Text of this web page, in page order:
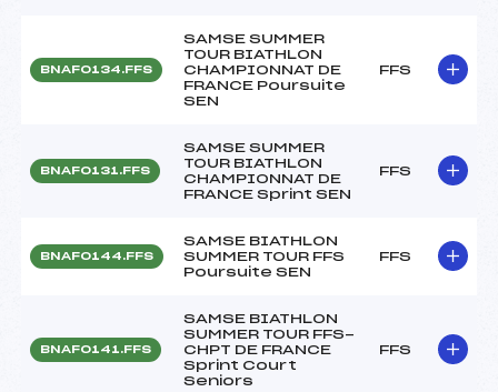
BNAF0134.FFS
SAMSE SUMMER
TOUR BIATHLON
CHAMPIONNAT DE
FRANCE Poursuite
SEN
FFS
BNAF0131.FFS
SAMSE SUMMER
TOUR BIATHLON
CHAMPIONNAT DE
FRANCE Sprint SEN
FFS
BNAF0144.FFS
SAMSE BIATHLON
SUMMER TOUR FFS
Poursuite SEN
FFS
BNAF0141.FFS
SAMSE BIATHLON
SUMMER TOUR FFS-
CHPT DE FRANCE
Sprint Court
Seniors
FFS